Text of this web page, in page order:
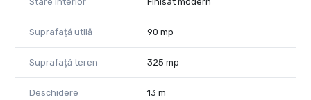
Suprafață utilă 90 mp
Suprafață teren 325 mp
Deschidere 13 m